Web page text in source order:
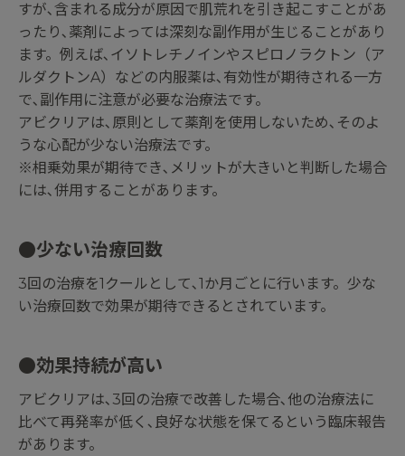
すが､含まれる成分が原因で肌荒れを引き起こすことがあ
ったり､薬剤によっては深刻な副作用が生じることがあり
ます。例えば､イソトレチノインやスピロノラクトン（ア
ルダクトンA）などの内服薬は､有効性が期待される一方
で､副作用に注意が必要な治療法です。
アビクリアは､原則として薬剤を使用しないため､そのよ
うな心配が少ない治療法です。
※相乗効果が期待でき､メリットが大きいと判断した場合
には､併用することがあります。
●少ない治療回数
3回の治療を1クールとして､1か月ごとに行います。 少な
い治療回数で効果が期待できるとされています。
●効果持続が高い
アビクリアは､3回の治療で改善した場合､他の治療法に
比べて再発率が低く､良好な状態を保てるという臨床報告
があります。